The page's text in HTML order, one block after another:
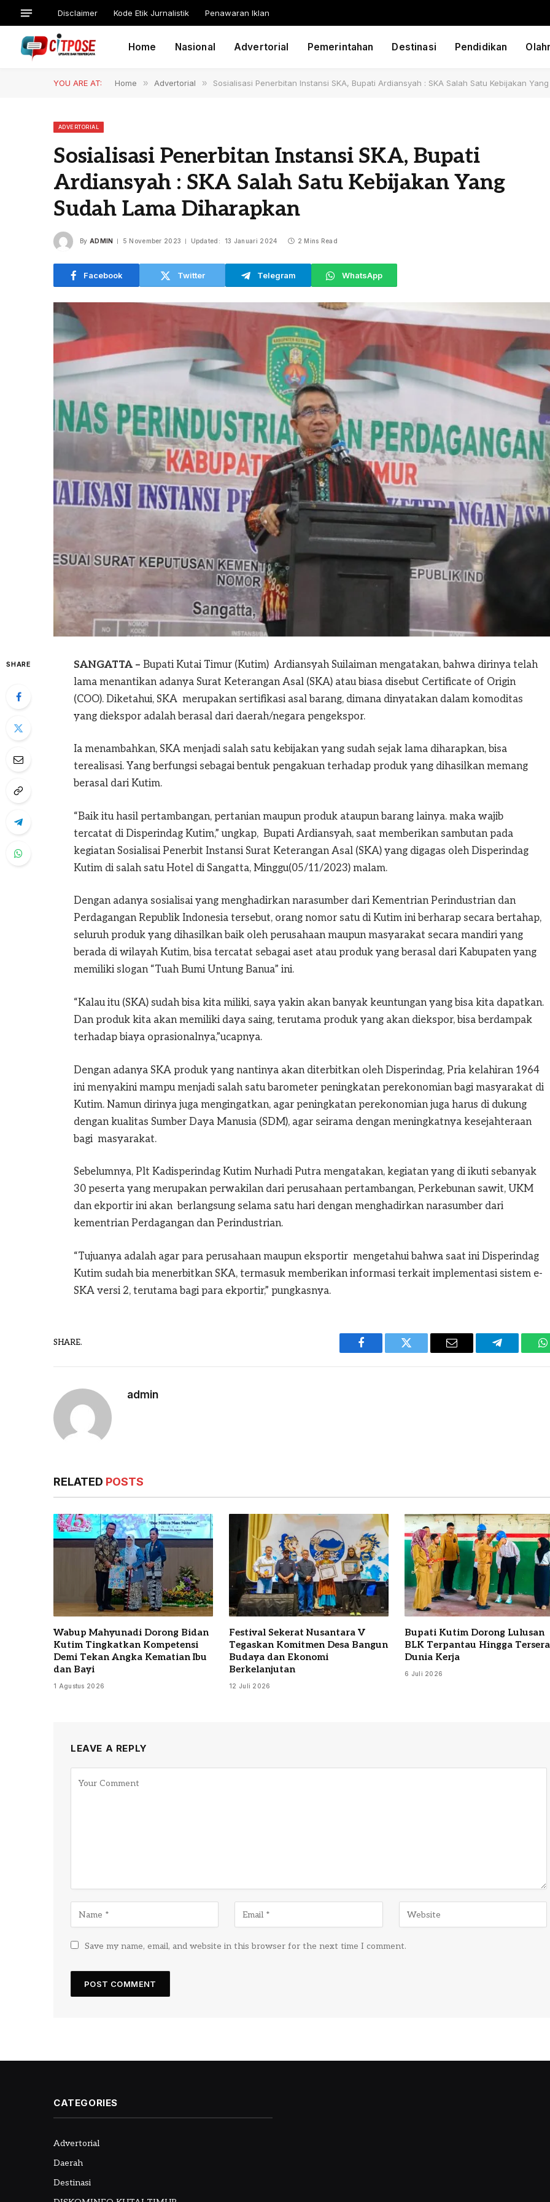
Disclaimer Kode Etik Jurnalistik Penawaran Iklan
Home Nasional Advertorial Pemerintahan Destinasi Pendidikan
YOU ARE AT: Home » Advertorial » Sosialisasi Penerbitan Instansi SKA, Bupati Ardiansyah : SKA Salah Satu Kebijakan
ADVERTORIAL
Sosialisasi Penerbitan Instansi SKA, Bupati
Ardiansyah : SKA Salah Satu Kebijakan Yang
Sudah Lama Diharapkan
By ADMIN 5 November 2023 Updated: 13 Januari 2024 2 Mins Read
Facebook Twitter Telegram WhatsApp
SHARE SANGATTA – Bupati Kutai Timur (Kutim) Ardiansyah Suilaiman mengatakan, bahwa dirinya telah
lama menantikan adanya Surat Keterangan Asal (SKA) atau biasa disebut Certificate of Origin
(COO). Diketahui, SKA merupakan sertifikasi asal barang, dimana dinyatakan dalam komoditas
yang diekspor adalah berasal dari daerah/negara pengekspor.
Ia menambahkan, SKA menjadi salah satu kebijakan yang sudah sejak lama diharapkan, bisa
terealisasi. Yang berfungsi sebagai bentuk pengakuan terhadap produk yang dihasilkan memang
berasal dari Kutim.
“Baik itu hasil pertambangan, pertanian maupun produk ataupun barang lainya. maka wajib
tercatat di Disperindag Kutim,” ungkap, Bupati Ardiansyah, saat memberikan sambutan pada
kegiatan Sosialisai Penerbit Instansi Surat Keterangan Asal (SKA) yang digagas oleh Disperindag
Kutim di salah satu Hotel di Sangatta, Minggu(05/11/2023) malam.
Dengan adanya sosialisai yang menghadirkan narasumber dari Kementrian Perindustrian dan
Perdagangan Republik Indonesia tersebut, orang nomor satu di Kutim ini berharap secara bertahap,
seluruh produk yang dihasilkan baik oleh perusahaan maupun masyarakat secara mandiri yang
berada di wilayah Kutim, bisa tercatat sebagai aset atau produk yang berasal dari Kabupaten yang
memiliki slogan “Tuah Bumi Untung Banua” ini.
“Kalau itu (SKA) sudah bisa kita miliki, saya yakin akan banyak keuntungan yang bisa kita dapatkan.
Dan produk kita akan memiliki daya saing, terutama produk yang akan diekspor, bisa berdampak
terhadap biaya oprasionalnya,”ucapnya.
Dengan adanya SKA produk yang nantinya akan diterbitkan oleh Disperindag, Pria kelahiran 1964
ini menyakini mampu menjadi salah satu barometer peningkatan perekonomian bagi masyarakat di
Kutim. Namun dirinya juga mengingatkan, agar peningkatan perekonomian juga harus di dukung
dengan kualitas Sumber Daya Manusia (SDM), agar seirama dengan meningkatnya kesejahteraan
bagi masyarakat.
Sebelumnya, Plt Kadisperindag Kutim Nurhadi Putra mengatakan, kegiatan yang di ikuti sebanyak
30 peserta yang merupakan perwakilan dari perusahaan pertambangan, Perkebunan sawit, UKM
dan ekportir ini akan berlangsung selama satu hari dengan menghadirkan narasumber dari
kementrian Perdagangan dan Perindustrian.
“Tujuanya adalah agar para perusahaan maupun eksportir mengetahui bahwa saat ini Disperindag
Kutim sudah bia menerbitkan SKA, termasuk memberikan informasi terkait implementasi sistem e-
SKA versi 2, terutama bagi para ekportir,” pungkasnya.
SHARE.
Facebook Twitter Email Telegram
admin
RELATED POSTS
Wabup Mahyunadi Dorong Bidan
Kutim Tingkatkan Kompetensi
Demi Tekan Angka Kematian Ibu
dan Bayi
1 Agustus 2026
Festival Sekerat Nusantara V
Tegaskan Komitmen Desa Bangun
Budaya dan Ekonomi
Berkelanjutan
12 Juli 2026
Bupati Kutim Dorong Lulusan
BLK Terpantau Hingga
Dunia Kerja
6 Juli 2026
LEAVE A REPLY
Save my name, email, and website in this browser for the next time I comment.
CATEGORIES
Advertorial
Daerah
Destinasi